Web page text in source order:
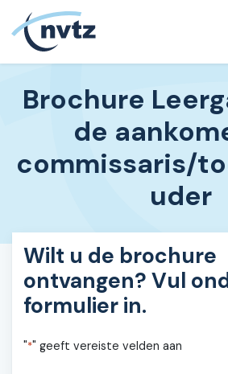
NVTZ
Brochure
de
commissaris/
uder
Wilt u de brochure
ontvangen? Vul
formulier in.
"*" geeft vereiste velden aan